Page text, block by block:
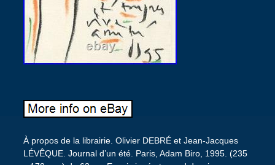
À propos de la librairie. Olivier DEBRÉ et Jean-Jacques
LÉVÊQUE. Journal d’un été. Paris, Adam Biro, 1995. (235